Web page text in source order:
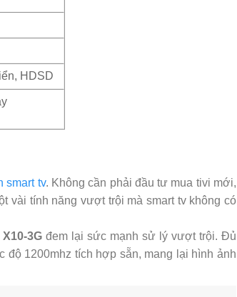
HDSD
smart tv. Không cần phải đầu tư mua tivi mới,
vài tính năng vượt trội mà smart tv không có
3Gđem lại sức mạnh sử lý vượt trội. Đủ
1200mhz tích hợp sẵn, mang lại hình ảnh